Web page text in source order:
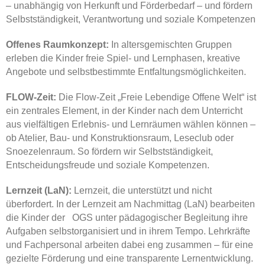
– unabhängig von Herkunft und Förderbedarf – und fördern
Selbstständigkeit, Verantwortung und soziale Kompetenzen
Offenes Raumkonzept: In altersgemischten Gruppen
erleben die Kinder freie Spiel- und Lernphasen, kreative
Angebote und selbstbestimmte Entfaltungsmöglichkeiten.
FLOW-Zeit: Die Flow-Zeit „Freie Lebendige Offene Welt“ ist
ein zentrales Element, in der Kinder nach dem Unterricht
aus vielfältigen Erlebnis- und Lernräumen wählen können –
ob Atelier, Bau- und Konstruktionsraum, Leseclub oder
Snoezelenraum. So fördern wir Selbstständigkeit,
Entscheidungsfreude und soziale Kompetenzen.
Lernzeit (LaN): Lernzeit, die unterstützt und nicht
überfordert. In der Lernzeit am Nachmittag (LaN) bearbeiten
die Kinder der OGS unter pädagogischer Begleitung ihre
Aufgaben selbstorganisiert und in ihrem Tempo. Lehrkräfte
und Fachpersonal arbeiten dabei eng zusammen – für eine
gezielte Förderung und eine transparente Lernentwicklung.